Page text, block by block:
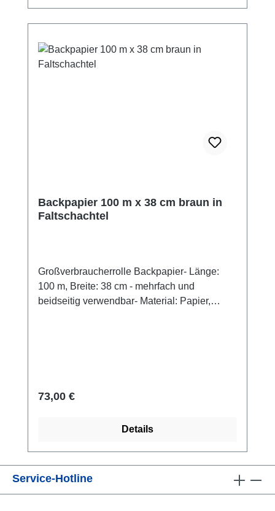
Backpapier 100 m x 38 cm braun in
Faltschachtel
Großverbraucherrolle Backpapier- Länge:
100 m, Breite: 38 cm - mehrfach und
beidseitig verwendbar- Material: Papier,
Regulärer Preis:
73,00 €
Details
Service-Hotline